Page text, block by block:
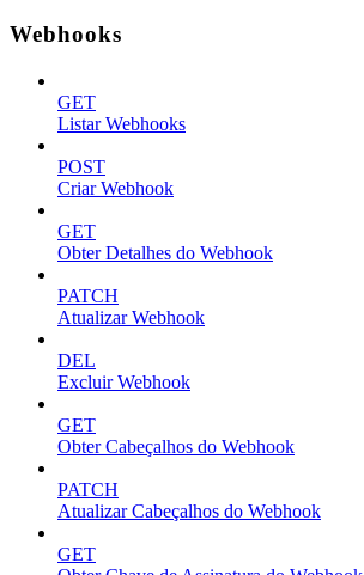
Webhooks
GET
Listar Webhooks
POST
Criar Webhook
GET
Obter Detalhes do Webhook
PATCH
Atualizar Webhook
DEL
Excluir Webhook
GET
Obter Cabeçalhos do Webhook
PATCH
Atualizar Cabeçalhos do Webhook
GET